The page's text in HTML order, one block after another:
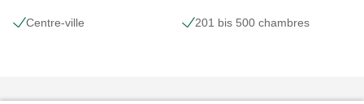
Centre-ville 201 bis 500 chambres